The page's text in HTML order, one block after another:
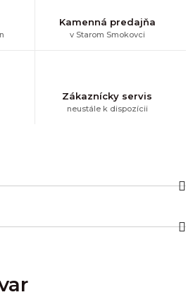
Kamenná predajňa
v Starom Smokovci
Zákaznícky servis
neustále k dispozícii